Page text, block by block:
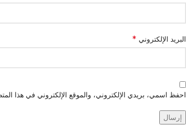
البريد الإلكتروني *
احفظ اسمي، بريدي الإلكتروني، والموقع الإلكتروني في هذا